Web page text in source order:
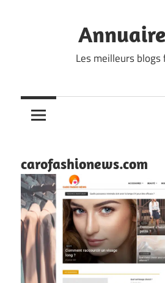
Les meilleurs blogs
carofashionews.com